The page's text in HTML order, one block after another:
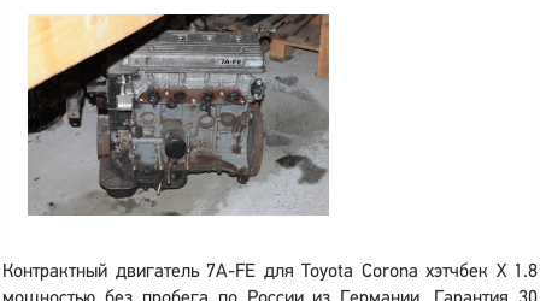
Контрактный двигатель 7A-FE для Toyota Corona хэтчбек X 1.8